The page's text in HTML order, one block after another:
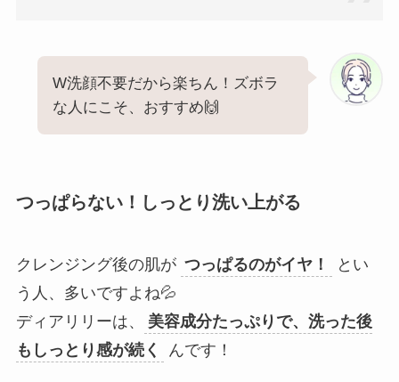
W洗顔不要だから楽ちん！ズボラ
な人にこそ、おすすめ🙌
つっぱらない！しっとり洗い上がる
クレンジング後の肌が つっぱるのがイヤ！
とい
う人、多いですよね💦
ディアリリーは、
美容成分たっぷりで、洗った後
もしっとり感が続く
んです！